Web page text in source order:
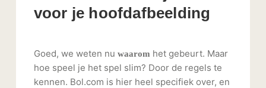
voor je hoofdafbeelding
Goed, we weten nu waarom het gebeurt. Maar
hoe speel je het spel slim? Door de regels te
kennen. Bol.com is hier heel specifiek over, en